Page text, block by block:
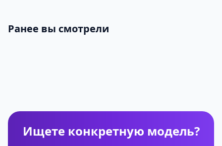
Ранее вы смотрели
Ищете конкретную модель?